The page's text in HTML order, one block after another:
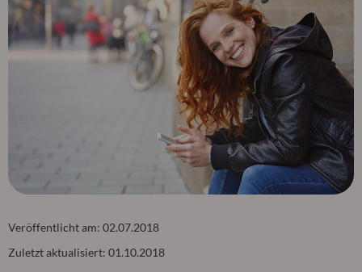
Veröffentlicht am:02.07.2018
Zuletzt aktualisiert:01.10.2018